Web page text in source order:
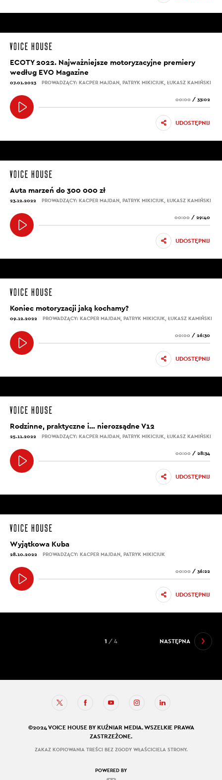
ECOTY 2022. Najważniejsze motoryzacyjne premiery
według EVO Magazine
07.01.2023 PROWADZĄCY: KACPER MAJDAN, PATRYK MIKICIUK, ŁUKASZ KAMIŃSKI
00:00 / 33:02
UDOSTĘPNIJ
Auta marzeń do 300 000 zł
23.12.2022 PROWADZĄCY: KACPER MAJDAN, PATRYK MIKICIUK, ŁUKASZ KAMIŃSKI
00:00 / 29:40
UDOSTĘPNIJ
Koniec motoryzacji jaką kochamy?
09.12.2022 PROWADZĄCY: KACPER MAJDAN, PATRYK MIKICIUK, ŁUKASZ KAMIŃSKI
00:00 / 26:30
UDOSTĘPNIJ
Rodzinne, praktyczne i… nierozsądne V12
25.11.2022 PROWADZĄCY: KACPER MAJDAN, PATRYK MIKICIUK, ŁUKASZ KAMIŃSKI
00:00 / 28:34
UDOSTĘPNIJ
Wyjątkowa Kuba
28.10.2022 PROWADZĄCY: KACPER MAJDAN, PATRYK MIKICIUK
00:00 / 36:22
UDOSTĘPNIJ
NASTĘPNA
1 / 4
©2024 VOICE HOUSE BY KUŹNIAR MEDIA. WSZELKIE PRAWA
ZASTRZEŻONE.
ZAKAZ KOPIOWANIA TREŚCI BEZ ZGODY WŁAŚCICIELA STRONY.
POWERED BY